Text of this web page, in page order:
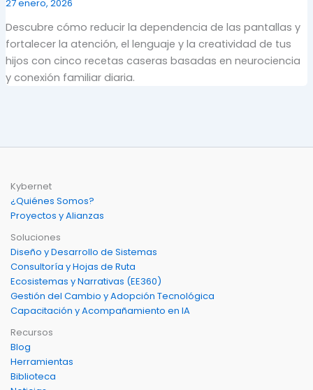
27 enero, 2026
Descubre cómo reducir la dependencia de las pantallas y
fortalecer la atención, el lenguaje y la creatividad de tus
hijos con cinco recetas caseras basadas en neurociencia
y conexión familiar diaria.
Kybernet
¿Quiénes Somos?
Proyectos y Alianzas
Soluciones
Diseño y Desarrollo de Sistemas
Consultoría y Hojas de Ruta
Ecosistemas y Narrativas (EE360)
Gestión del Cambio y Adopción Tecnológica
Capacitación y Acompañamiento en IA
Recursos
Blog
Herramientas
Biblioteca